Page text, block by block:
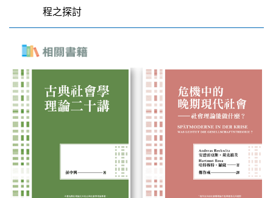
程之探討